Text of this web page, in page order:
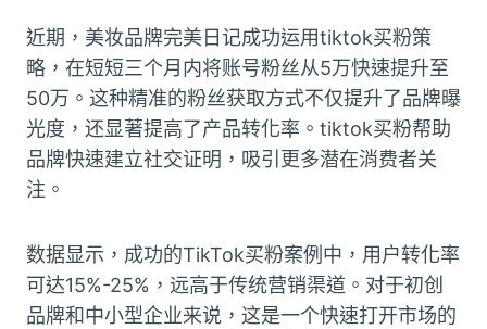
近期，美妆品牌完美日记成功运用tiktok买粉策
略，在短短三个月内将账号粉丝从5万快速提升至
50万。这种精准的粉丝获取方式不仅提升了品牌曝
光度，还显著提高了产品转化率。tiktok买粉帮助
品牌快速建立社交证明，吸引更多潜在消费者关
注。
数据显示，成功的TikTok买粉案例中，用户转化率
可达15%-25%，远高于传统营销渠道。对于初创
品牌和中小型企业来说，这是一个快速打开市场的